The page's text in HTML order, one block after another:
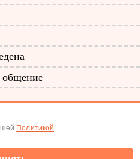
общение
Политикой